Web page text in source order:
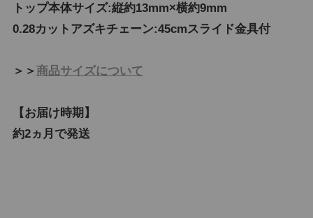
トップ本体サイズ:縦約13mm×横約9mm
0.28カットアズキチェーン:45cmスライド金具付
＞＞商品サイズについて
【お届け時期】
約2ヵ月で発送